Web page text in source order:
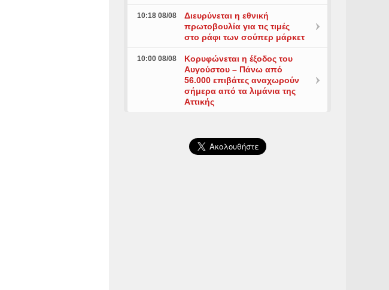
10:18 08/08
Διευρύνεται η εθνική
πρωτοβουλία για τις τιμές
στο ράφι των σούπερ μάρκετ
10:00 08/08
Κορυφώνεται η έξοδος του
Αυγούστου – Πάνω από
56.000 επιβάτες αναχωρούν
σήμερα από τα λιμάνια της
Αττικής